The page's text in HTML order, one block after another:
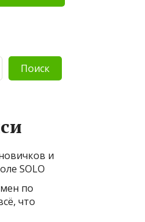
Поиск
и
SOLO
по
что